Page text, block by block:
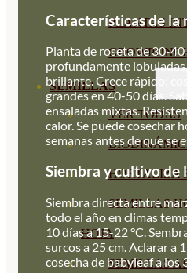
PLANTAS
SEMILLAS
VER TODAS
HORTALIZA
SEMILLAS
HOJA
SEMILLAS
Características de la
Planta de roseta de 30-
profundamente
brillante. Crece rápido:
grandes en 40-50 días.
ensaladas mixtas.
calor. Se puede cosechar
semanas antes de que se
Siembra y cultivo de
Siembra directa entre
todo el año en climas
10 días a 15-22 °C.
surcos a 25 cm. Aclarar a
cosecha de babyleaf a los